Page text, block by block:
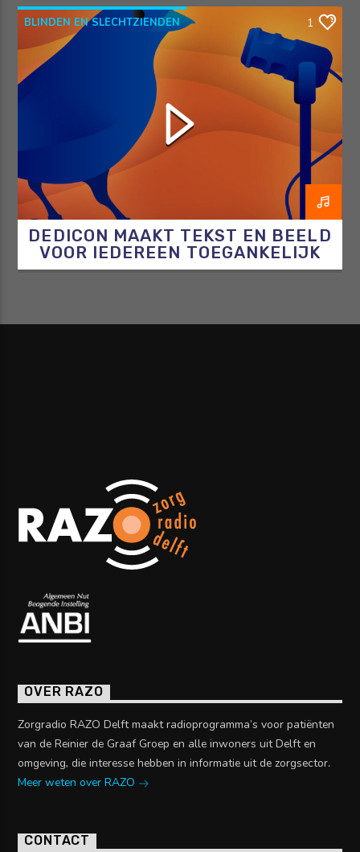
BLINDEN EN SLECHTZIENDEN
DE BLINDE VINK
DEDICON
GESPROKENBOEKEN
LEESPLEZIER
1
DEDICON MAAKT TEKST EN BEELD
VOOR IEDEREEN TOEGANKELIJK
OVER RAZO
Zorgradio RAZO Delft maakt radioprogramma’s voor patiënten
van de Reinier de Graaf Groep en alle inwoners uit Delft en
omgeving, die interesse hebben in informatie uit de zorgsector.
Meer weten over RAZO
CONTACT